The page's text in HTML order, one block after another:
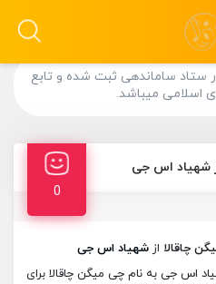
ستاد ساماندهی ثبت شده و تابع
اسلامی میباشد.
شهیاد اس جی
0
چاقالا از شهیاد اس جی
اس جی به نام چی میگن چاقالا برای